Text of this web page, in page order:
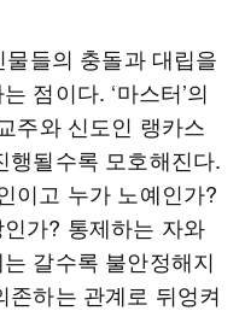
들의 충돌과 대립을
점이다. ‘마스터’의
주와 신도인 랭카스
행될수록 모호해진다.
이고 누가 노예인가?
가? 통제하는 자와
갈수록 불안정해지
존하는 관계로 뒤엉켜